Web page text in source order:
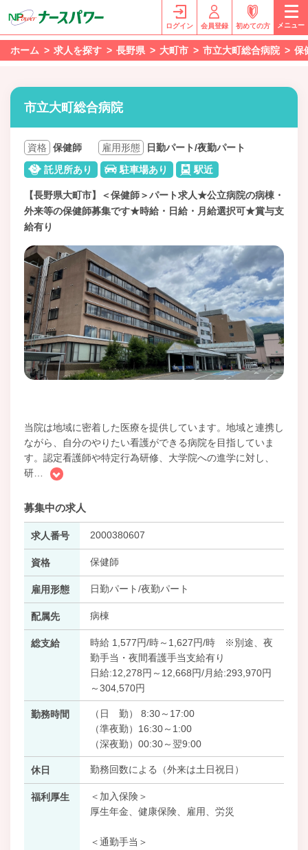
ログイン 会員登録 初めての方 メニュー
ホーム 求人を探す 長野県 大町市 市立大町総合病院 保
市立大町総合病院
資格 保健師 雇用形態
日勤パート/夜勤パート
託児所あり
駐車場あり 駅近
【長野県大町市】＜保健師＞パート求人★公立病院の病棟・
外来等の保健師募集です★時給・日給・月給選択可★賞与支
給有り
当院は地域に密着した医療を提供しています。地域と連携し
ながら、自分のやりたい看護ができる病院を目指していま
す。認定看護師や特定行為研修、大学院への進学に対し、
研
募集中の求人
求人番号 2000380607
資格 保健師
雇用形態 日勤パート/夜勤パート
配属先 病棟
総支給
時給 1,577円/時～1,627円/時 ※別途、夜
勤手当・夜間看護手当支給有り
日給:12,278円～12,668円/月給:293,970円
～304,570円
勤務時間
（日 勤） 8:30～17:00
（準夜勤）16:30～1:00
（深夜勤）00:30～翌9:00
休日 勤務回数による（外来は土日祝日）
福利厚生
＜加入保険＞
厚生年金、健康保険、雇用、労災
＜通勤手当＞